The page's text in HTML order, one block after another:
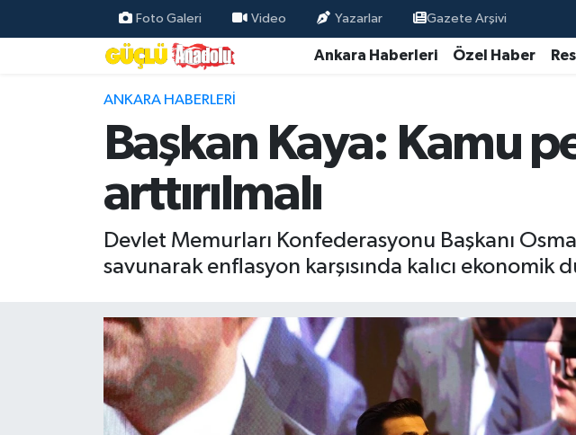
Foto Galeri Video Yazarlar Gazete Arşivi
Ankara Haberleri Özel Haber
ANKARA HABERLERI
Başkan Kaya: Kamu
arttırılmalı
Devlet Memurları Konfederasyonu Başkanı
savunarak enflasyon karşısında kalıcı
Özel Haber
Resmi İlanlar
Ekonomi
Gündem
Magazin